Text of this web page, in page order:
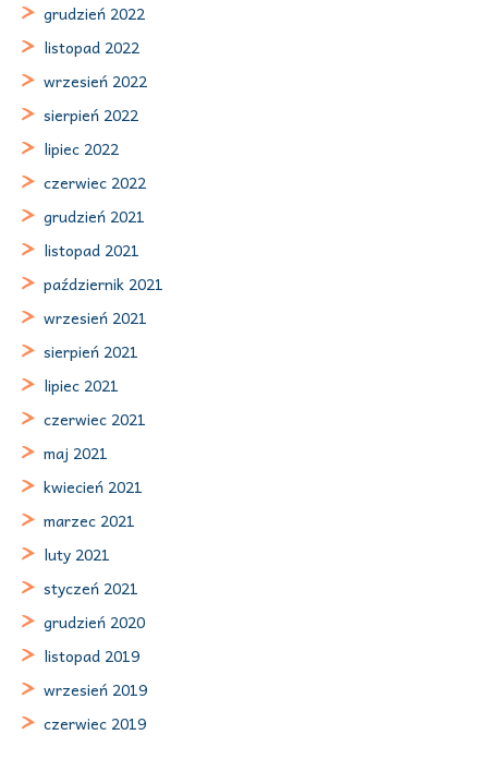
grudzień 2022
listopad 2022
wrzesień 2022
sierpień 2022
lipiec 2022
czerwiec 2022
grudzień 2021
listopad 2021
październik 2021
wrzesień 2021
sierpień 2021
lipiec 2021
czerwiec 2021
maj 2021
kwiecień 2021
marzec 2021
luty 2021
styczeń 2021
grudzień 2020
listopad 2019
wrzesień 2019
czerwiec 2019